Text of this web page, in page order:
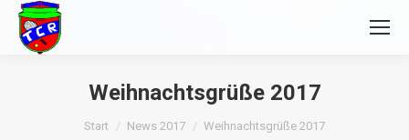
Weihnachtsgrüße 2017
Sie befinden sich hier:
Start News 2017 Weihnachtsgrüße 2017